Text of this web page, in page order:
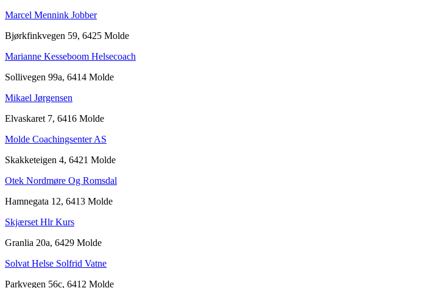
Marcel Mennink Jobber
Bjørkfinkvegen 59, 6425 Molde
Marianne Kesseboom Helsecoach
Sollivegen 99a, 6414 Molde
Mikael Jørgensen
Elvaskaret 7, 6416 Molde
Molde Coachingsenter AS
Skakketeigen 4, 6421 Molde
Otek Nordmøre Og Romsdal
Hamnegata 12, 6413 Molde
Skjærset Hlr Kurs
Granlia 20a, 6429 Molde
Solvat Helse Solfrid Vatne
Parkvegen 56c, 6412 Molde